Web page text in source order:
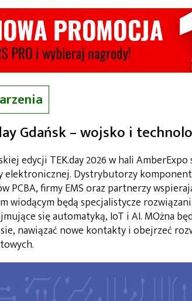
Gdańsk – wojsko i
edycji TEK.day 2026 w hali
elektronicznej. Dystrybutorzy
PCBA, firmy EMS oraz partnerzy
wiodącym będą specjalistycze
się automatyką, IoT i AI. MOżna
nawiązać nowe kontakty i obejrzeć